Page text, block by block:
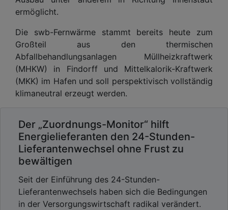
ermöglicht.
Die swb-Fernwärme stammt bereits heute zum
Großteil aus den thermischen
Abfallbehandlungsanlagen Müllheizkraftwerk
(MHKW) in Findorff und Mittelkalorik-Kraftwerk
(MKK) im Hafen und soll perspektivisch vollständig
klimaneutral erzeugt werden.
Der „Zuordnungs-Monitor“ hilft
Energielieferanten den 24-Stunden-
Lieferantenwechsel ohne Frust zu
bewältigen
Seit der Einführung des 24-Stunden-
Lieferantenwechsels haben sich die Bedingungen
in der Versorgungswirtschaft radikal verändert.